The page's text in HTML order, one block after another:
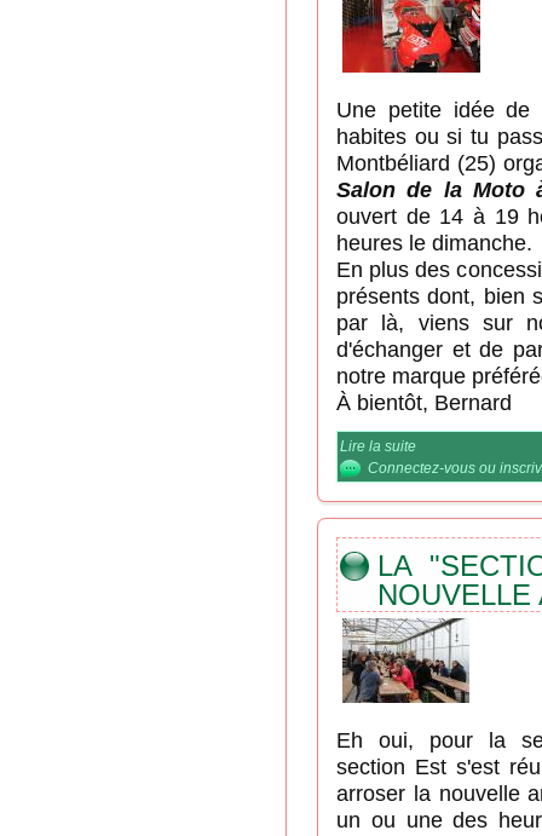
Une petite idée
habites ou si tu
Montbéliard (25)
Salon de la Moto
ouvert de 14 à 19
heures le dimanche.
En plus des
présents dont, bien
par là, viens sur
d'échanger et de
notre marque
À bientôt, Bernard
Lire la suite
2018
Connectez-vous ou
LA
NOUVELLE
Eh oui, pour la
section Est s'est
arroser la nouvelle
un ou une des